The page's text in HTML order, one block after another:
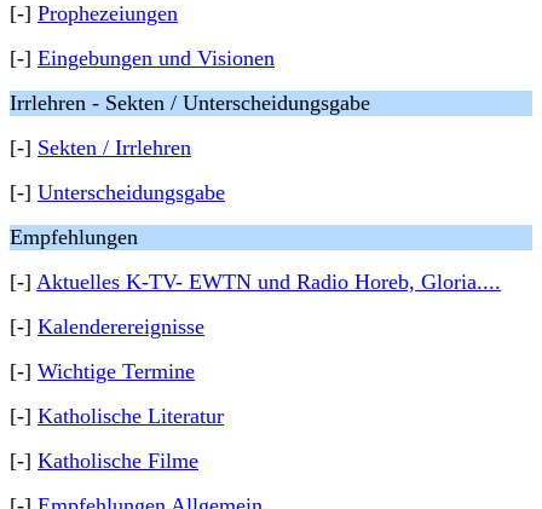
[-] Prophezeiungen
[-] Eingebungen und Visionen
Irrlehren - Sekten / Unterscheidungsgabe
[-] Sekten / Irrlehren
[-] Unterscheidungsgabe
Empfehlungen
[-] Aktuelles K-TV- EWTN und Radio Horeb, Gloria....
[-] Kalenderereignisse
[-] Wichtige Termine
[-] Katholische Literatur
[-] Katholische Filme